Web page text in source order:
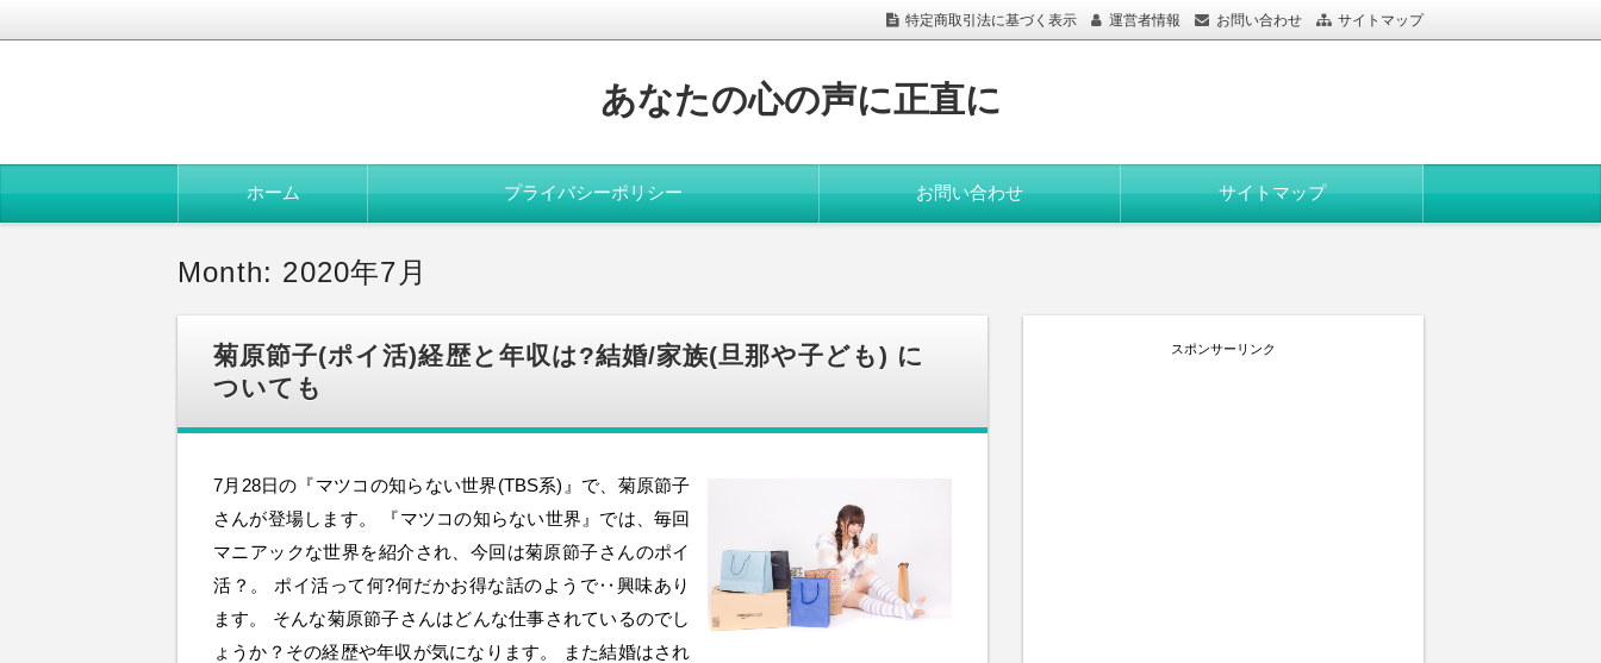
特定商取引法に基づく表示 運営者情報 お問い合わせ サイトマップ
あなたの心の声に正直に
ン
ホーム プライバシーポリシー お問い合わせ サイトマップ
Month: 2020年7月
菊原節子(ポイ活)経歴と年収は?結婚/家族(旦那や子ども) に
ついても
7月28日の『マツコの知らない世界(TBS系)』で、菊原節子
さんが登場します。 『マツコの知らない世界』では、毎回
マニアックな世界を紹介され、今回は菊原節子さんのポイ
活？。 ポイ活って何?何だかお得な話のようで‥興味あり
ます。 そんな菊原節子さんはどんな仕事されているのでし
ょうか？その経歴や年収が気になります。 また結婚はされ
スポンサーリンク